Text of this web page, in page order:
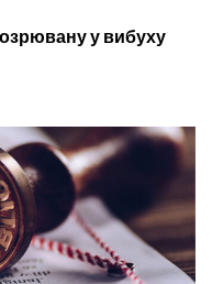
у вибуху